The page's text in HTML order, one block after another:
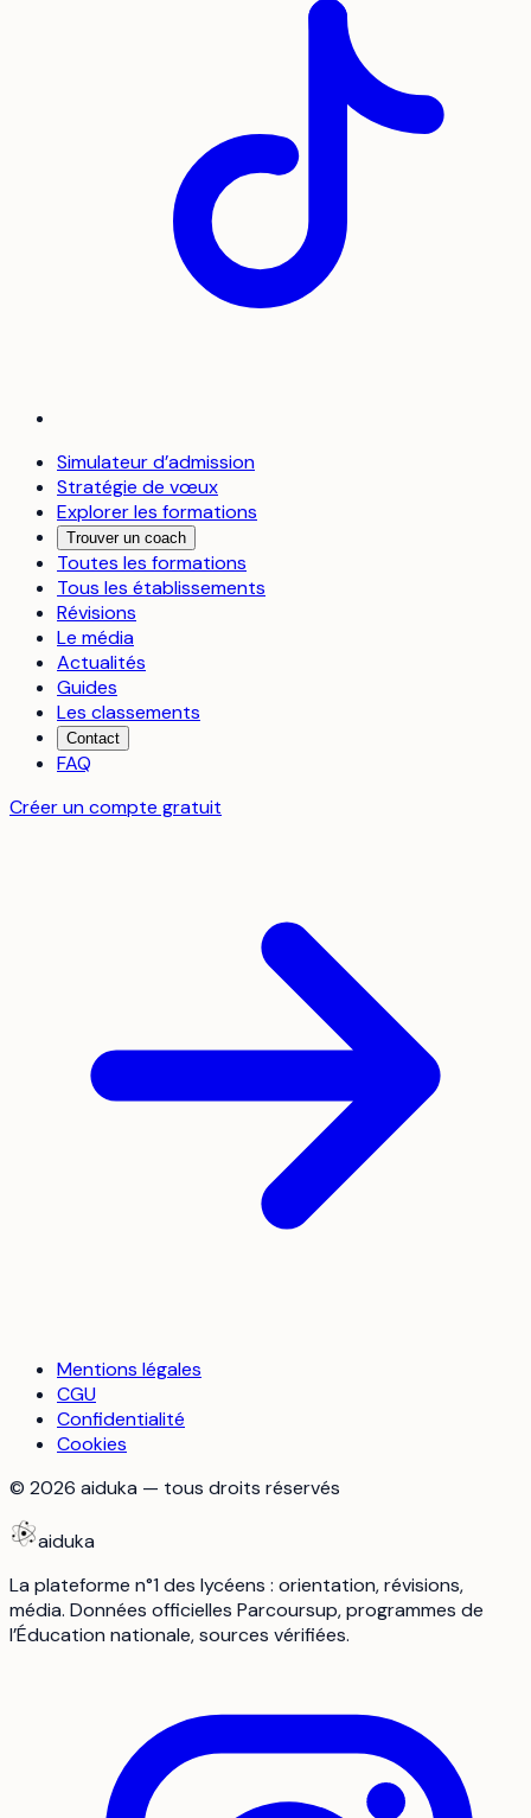
Simulateur d’admission
Stratégie de vœux
Explorer les formations
Trouver un coach
Toutes les formations
Tous les établissements
Révisions
Le média
Actualités
Guides
Les classements
Contact
FAQ
Créer un compte gratuit
Mentions légales
CGU
Confidentialité
Cookies
© 2026 aiduka — tous droits réservés
aiduka
La plateforme n°1 des lycéens : orientation, révisions,
média. Données officielles Parcoursup, programmes de
l’Éducation nationale, sources vérifiées.